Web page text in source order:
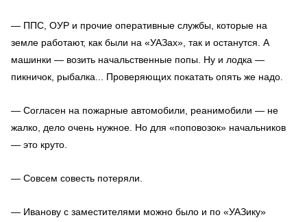
— ППС, ОУР и прочие оперативные службы, которые на
земле работают, как были на «УАЗах», так и останутся. А
машинки — возить начальственные попы. Ну и лодка —
пикничок, рыбалка... Проверяющих покатать опять же надо.
— Согласен на пожарные автомобили, реанимобили — не
жалко, дело очень нужное. Но для «поповозок» начальников
— это круто.
— Совсем совесть потеряли.
— Иванову с заместителями можно было и по «УАЗику»